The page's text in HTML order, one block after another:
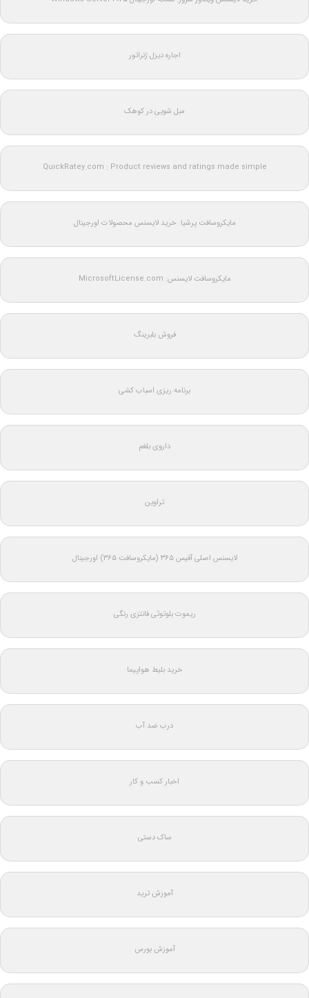
اجاره دیزل ژنراتور
مبل شویی در کوهک
QuickRatey.com : Product reviews and ratings made simple
مایکروسافت پرشیا: خرید لایسنس محصولات اورجینال
مایکروسافت لایسنس: MicrosoftLicense.com
فروش بلبرینگ
برنامه ریزی اسباب کشی
داروی بلغم
تراوین
لایسنس اصلی آفیس ۳۶۵ (مایکروسافت ۳۶۵) اورجینال
ریموت بلوتوثی فانتزی رنگی
خرید بلیط هواپیما
درب ضد آب
اخبار کسب و کار
ساک دستی
آموزش ترید
آموزش بورس